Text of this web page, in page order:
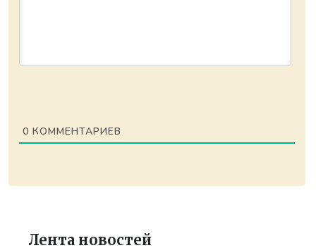
0 КОММЕНТАРИЕВ
Лента новостей